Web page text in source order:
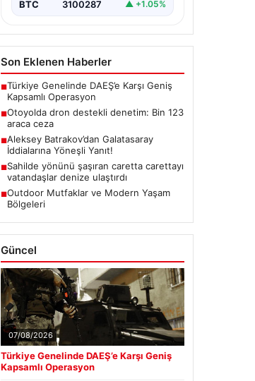
BTC 3100287 ▲ +1.05%
Son Eklenen Haberler
■Türkiye Genelinde DAEŞ’e Karşı Geniş
Kapsamlı Operasyon
■Otoyolda dron destekli denetim: Bin 123
araca ceza
■Aleksey Batrakov’dan Galatasaray
İddialarına Yöneşli Yanıt!
■Sahilde yönünü şaşıran caretta carettayı
vatandaşlar denize ulaştırdı
■Outdoor Mutfaklar ve Modern Yaşam
Bölgeleri
Güncel
07/08/2026
Türkiye Genelinde DAEŞ’e Karşı Geniş
Kapsamlı Operasyon